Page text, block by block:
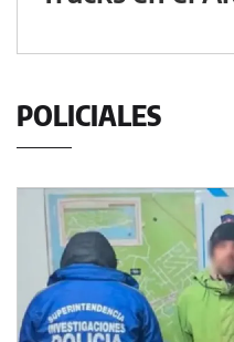
POLICIALES